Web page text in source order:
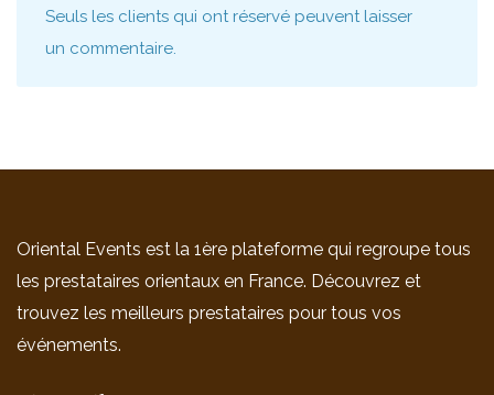
Seuls les clients qui ont réservé peuvent laisser
un commentaire.
Oriental Events est la 1ère plateforme qui regroupe tous
les prestataires orientaux en France. Découvrez et
trouvez les meilleurs prestataires pour tous vos
événements.